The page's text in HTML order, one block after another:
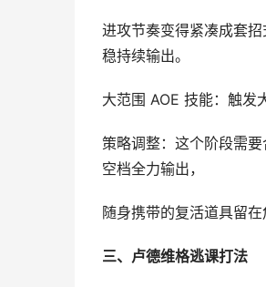
进攻节奏变得紧凑成套
稳持续输出。
大范围 AOE 技能：触发
策略调整：这个阶段需
空档全力输出，
随身携带的复活道具留在
三、卢德维格逃课打法